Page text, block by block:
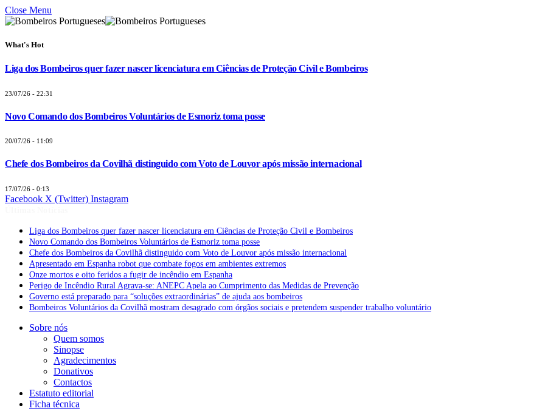
Close Menu
What's Hot
Liga dos Bombeiros quer fazer nascer licenciatura em Ciências de Proteção Civil e Bombeiros
23/07/26 - 22:31
Novo Comando dos Bombeiros Voluntários de Esmoriz toma posse
20/07/26 - 11:09
Chefe dos Bombeiros da Covilhã distinguido com Voto de Louvor após missão internacional
17/07/26 - 0:13
Facebook X (Twitter) Instagram
Liga dos Bombeiros quer fazer nascer licenciatura em Ciências de Proteção Civil e Bombeiros
Novo Comando dos Bombeiros Voluntários de Esmoriz toma posse
Chefe dos Bombeiros da Covilhã distinguido com Voto de Louvor após missão internacional
Apresentado em Espanha robot que combate fogos em ambientes extremos
Onze mortos e oito feridos a fugir de incêndio em Espanha
Perigo de Incêndio Rural Agrava-se: ANEPC Apela ao Cumprimento das Medidas de Prevenção
Governo está preparado para “soluções extraordinárias” de ajuda aos bombeiros
Bombeiros Voluntários da Covilhã mostram desagrado com órgãos sociais e pretendem suspender trabalho voluntário
Sobre nós
Quem somos
Sinopse
Agradecimentos
Donativos
Contactos
Estatuto editorial
Ficha técnica